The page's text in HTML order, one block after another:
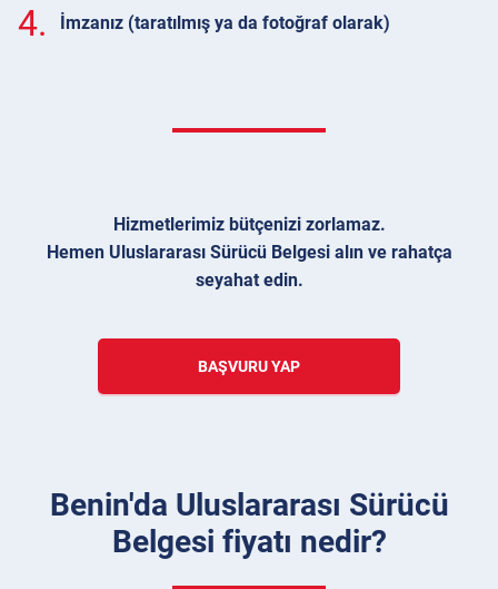
4. İmzanız (taratılmış ya da fotoğraf olarak)
Hizmetlerimiz bütçenizi zorlamaz.
Hemen Uluslararası Sürücü Belgesi alın ve rahatça
seyahat edin.
BAŞVURU YAP
Benin'da Uluslararası Sürücü
Belgesi fiyatı nedir?